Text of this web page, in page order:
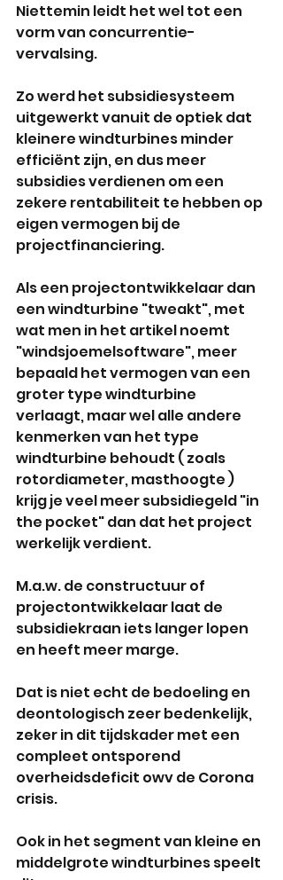
Niettemin leidt het wel tot een
vorm van concurrentie-
vervalsing.
Zo werd het subsidiesysteem
uitgewerkt vanuit de optiek dat
kleinere windturbines minder
efficiënt zijn, en dus meer
subsidies verdienen om een
zekere rentabiliteit te hebben op
eigen vermogen bij de
projectfinanciering.
Als een projectontwikkelaar dan
een windturbine "tweakt", met
wat men in het artikel noemt
"windsjoemelsoftware", meer
bepaald het vermogen van een
groter type windturbine
verlaagt, maar wel alle andere
kenmerken van het type
windturbine behoudt ( zoals
rotordiameter, masthoogte )
krijg je veel meer subsidiegeld "in
the pocket" dan dat het project
werkelijk verdient.
M.a.w. de constructuur of
projectontwikkelaar laat de
subsidiekraan iets langer lopen
en heeft meer marge.
Dat is niet echt de bedoeling en
deontologisch zeer bedenkelijk,
zeker in dit tijdskader met een
compleet ontsporend
overheidsdeficit owv de Corona
crisis.
Ook in het segment van kleine en
middelgrote windturbines speelt